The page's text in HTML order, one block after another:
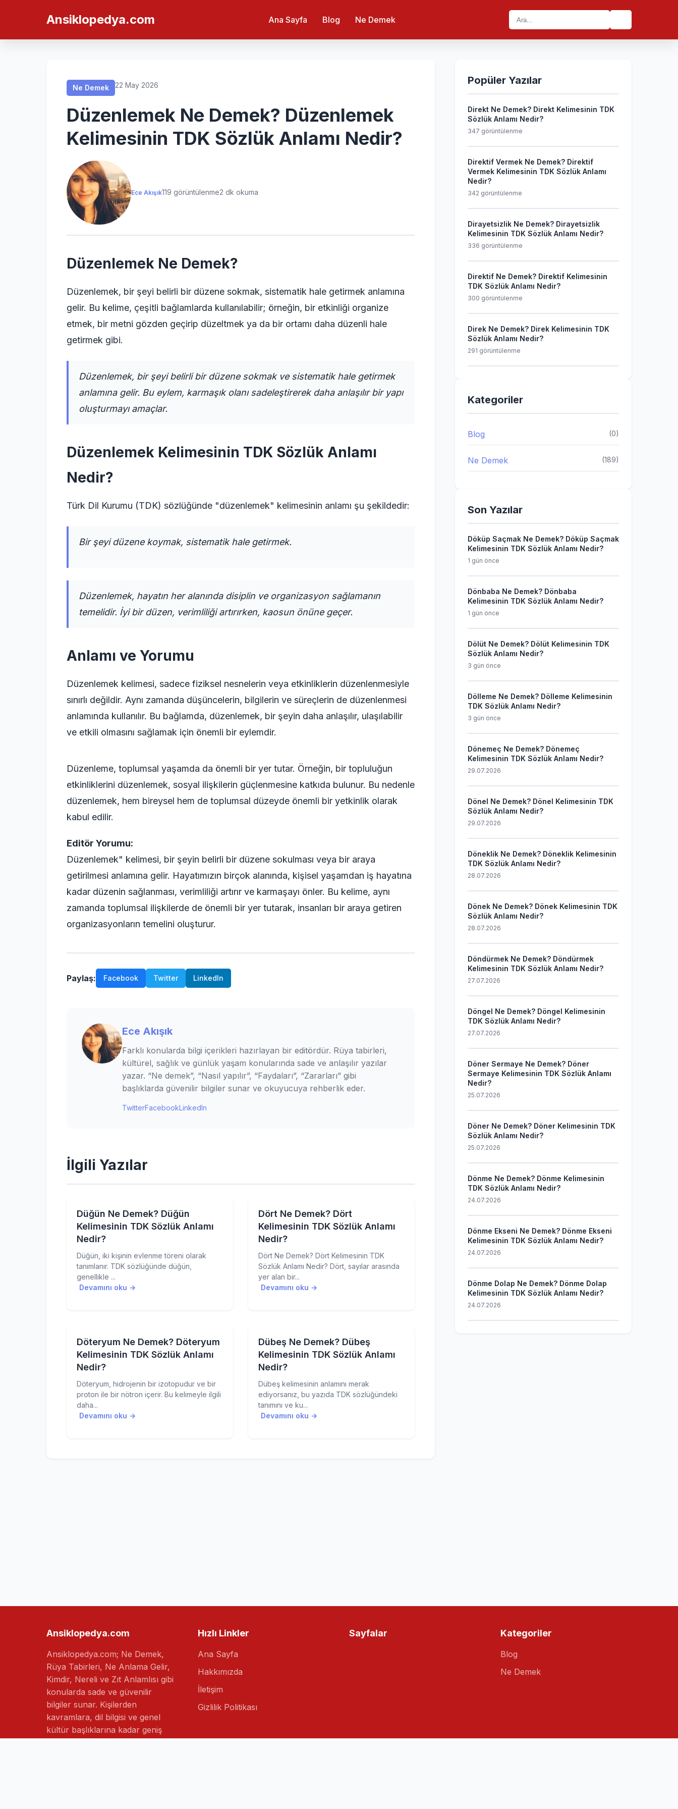
Ansiklopedya.com Ana Sayfa Blog Ne Demek
Ne Demek 22 May 2026
Düzenlemek Ne Demek? Düzenlemek
Kelimesinin TDK Sözlük Anlamı Nedir?
Ece Akışık119 görüntülenme2 dk okuma
Düzenlemek Ne Demek?
Düzenlemek, bir şeyi belirli bir düzene sokmak, sistematik hale getirmek anlamına
gelir. Bu kelime, çeşitli bağlamlarda kullanılabilir; örneğin, bir etkinliği organize
etmek, bir metni gözden geçirip düzeltmek ya da bir ortamı daha düzenli hale
getirmek gibi.
Düzenlemek, bir şeyi belirli bir düzene sokmak ve sistematik hale getirmek
anlamına gelir. Bu eylem, karmaşık olanı sadeleştirerek daha anlaşılır bir yapı
oluşturmayı amaçlar.
Düzenlemek Kelimesinin TDK Sözlük Anlamı
Nedir?
Türk Dil Kurumu (TDK) sözlüğünde "düzenlemek" kelimesinin anlamı şu şekildedir:
Bir şeyi düzene koymak, sistematik hale getirmek.
Düzenlemek, hayatın her alanında disiplin ve organizasyon sağlamanın
temelidir. İyi bir düzen, verimliliği artırırken, kaosun önüne geçer.
Anlamı ve Yorumu
Düzenlemek kelimesi, sadece fiziksel nesnelerin veya etkinliklerin düzenlenmesiyle
sınırlı değildir. Aynı zamanda düşüncelerin, bilgilerin ve süreçlerin de düzenlenmesi
anlamında kullanılır. Bu bağlamda, düzenlemek, bir şeyin daha anlaşılır, ulaşılabilir
ve etkili olmasını sağlamak için önemli bir eylemdir.
Düzenleme, toplumsal yaşamda da önemli bir yer tutar. Örneğin, bir topluluğun
etkinliklerini düzenlemek, sosyal ilişkilerin güçlenmesine katkıda bulunur. Bu nedenle
düzenlemek, hem bireysel hem de toplumsal düzeyde önemli bir yetkinlik olarak
kabul edilir.
Editör Yorumu:
Düzenlemek" kelimesi, bir şeyin belirli bir düzene sokulması veya bir araya
getirilmesi anlamına gelir. Hayatımızın birçok alanında, kişisel yaşamdan iş hayatına
kadar düzenin sağlanması, verimliliği artırır ve karmaşayı önler. Bu kelime, aynı
zamanda toplumsal ilişkilerde de önemli bir yer tutarak, insanları bir araya getiren
organizasyonların temelini oluşturur.
Paylaş: Facebook Twitter LinkedIn
Ece Akışık
Farklı konularda bilgi içerikleri hazırlayan bir editördür. Rüya tabirleri,
kültürel, sağlık ve günlük yaşam konularında sade ve anlaşılır yazılar
yazar. “Ne demek”, “Nasıl yapılır”, “Faydaları”, “Zararları” gibi
başlıklarda güvenilir bilgiler sunar ve okuyucuya rehberlik eder.
TwitterFacebookLinkedIn
İlgili Yazılar
Düğün Ne Demek? Düğün
Kelimesinin TDK Sözlük Anlamı
Nedir?
Düğün, iki kişinin evlenme töreni olarak
tanımlanır. TDK sözlüğünde düğün,
genellikle ...
Devamını oku →
Dört Ne Demek? Dört
Kelimesinin TDK Sözlük Anlamı
Nedir?
Dört Ne Demek? Dört Kelimesinin TDK
Sözlük Anlamı Nedir? Dört, sayılar arasında
yer alan bir...
Devamını oku →
Döteryum Ne Demek? Döteryum
Kelimesinin TDK Sözlük Anlamı
Nedir?
Döteryum, hidrojenin bir izotopudur ve bir
proton ile bir nötron içerir. Bu kelimeyle ilgili
daha...
Devamını oku →
Dübeş Ne Demek? Dübeş
Kelimesinin TDK Sözlük Anlamı
Nedir?
Dübeş kelimesinin anlamını merak
ediyorsanız, bu yazıda TDK sözlüğündeki
tanımını ve ku...
Devamını oku →
Popüler Yazılar
Direkt Ne Demek? Direkt Kelimesinin TDK
Sözlük Anlamı Nedir?
347 görüntülenme
Direktif Vermek Ne Demek? Direktif
Vermek Kelimesinin TDK Sözlük Anlamı
Nedir?
342 görüntülenme
Dirayetsizlik Ne Demek? Dirayetsizlik
Kelimesinin TDK Sözlük Anlamı Nedir?
336 görüntülenme
Direktif Ne Demek? Direktif Kelimesinin
TDK Sözlük Anlamı Nedir?
300 görüntülenme
Direk Ne Demek? Direk Kelimesinin TDK
Sözlük Anlamı Nedir?
291 görüntülenme
Kategoriler
Blog (0)
Ne Demek (189)
Son Yazılar
Döküp Saçmak Ne Demek? Döküp Saçmak
Kelimesinin TDK Sözlük Anlamı Nedir?
1 gün önce
Dönbaba Ne Demek? Dönbaba
Kelimesinin TDK Sözlük Anlamı Nedir?
1 gün önce
Dölüt Ne Demek? Dölüt Kelimesinin TDK
Sözlük Anlamı Nedir?
3 gün önce
Dölleme Ne Demek? Dölleme Kelimesinin
TDK Sözlük Anlamı Nedir?
3 gün önce
Dönemeç Ne Demek? Dönemeç
Kelimesinin TDK Sözlük Anlamı Nedir?
29.07.2026
Dönel Ne Demek? Dönel Kelimesinin TDK
Sözlük Anlamı Nedir?
29.07.2026
Döneklik Ne Demek? Döneklik Kelimesinin
TDK Sözlük Anlamı Nedir?
28.07.2026
Dönek Ne Demek? Dönek Kelimesinin TDK
Sözlük Anlamı Nedir?
28.07.2026
Döndürmek Ne Demek? Döndürmek
Kelimesinin TDK Sözlük Anlamı Nedir?
27.07.2026
Döngel Ne Demek? Döngel Kelimesinin
TDK Sözlük Anlamı Nedir?
27.07.2026
Döner Sermaye Ne Demek? Döner
Sermaye Kelimesinin TDK Sözlük Anlamı
Nedir?
25.07.2026
Döner Ne Demek? Döner Kelimesinin TDK
Sözlük Anlamı Nedir?
25.07.2026
Dönme Ne Demek? Dönme Kelimesinin
TDK Sözlük Anlamı Nedir?
24.07.2026
Dönme Ekseni Ne Demek? Dönme Ekseni
Kelimesinin TDK Sözlük Anlamı Nedir?
24.07.2026
Dönme Dolap Ne Demek? Dönme Dolap
Kelimesinin TDK Sözlük Anlamı Nedir?
24.07.2026
Ansiklopedya.com
Ansiklopedya.com; Ne Demek,
Rüya Tabirleri, Ne Anlama Gelir,
Kimdir, Nereli ve Zıt Anlamlısı gibi
konularda sade ve güvenilir
bilgiler sunar. Kişilerden
kavramlara, dil bilgisi ve genel
kültür başlıklarına kadar geniş
Hızlı Linkler
Ana Sayfa
Hakkımızda
İletişim
Gizlilik Politikası
Sayfalar Kategoriler
Blog
Ne Demek